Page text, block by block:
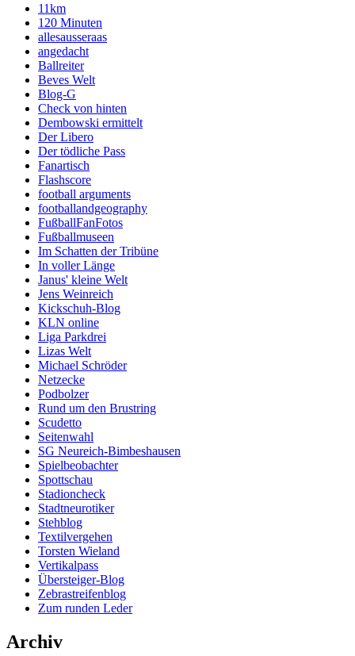
11km
120 Minuten
allesausseraas
angedacht
Ballreiter
Beves Welt
Blog-G
Check von hinten
Dembowski ermittelt
Der Libero
Der tödliche Pass
Fanartisch
Flashscore
football arguments
footballandgeography
FußballFanFotos
Fußballmuseen
Im Schatten der Tribüne
In voller Länge
Janus' kleine Welt
Jens Weinreich
Kickschuh-Blog
KLN online
Liga Parkdrei
Lizas Welt
Michael Schröder
Netzecke
Podbolzer
Rund um den Brustring
Scudetto
Seitenwahl
SG Neureich-Bimbeshausen
Spielbeobachter
Spottschau
Stadioncheck
Stadtneurotiker
Stehblog
Textilvergehen
Torsten Wieland
Vertikalpass
Übersteiger-Blog
Zebrastreifenblog
Zum runden Leder
Archiv